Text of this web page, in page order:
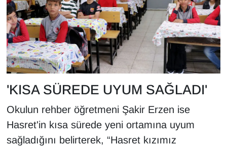
'KISA SÜREDE UYUM SAĞLADI'
Okulun rehber öğretmeni Şakir Erzen ise
Hasret'in kısa sürede yeni ortamına uyum
sağladığını belirterek, “Hasret kızımız